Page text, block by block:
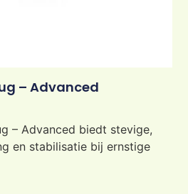
– Advanced
– Advanced biedt stevige,
en stabilisatie bij ernstige